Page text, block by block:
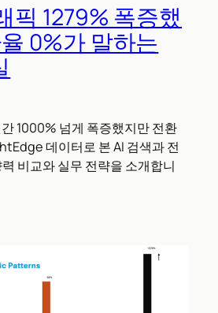
픽 1279% 폭증했
0%가 말하는
1000% 넘게 폭증했지만 전환
데이터로 본 AI 검색과 전
비교와 실무 전략을 소개합니